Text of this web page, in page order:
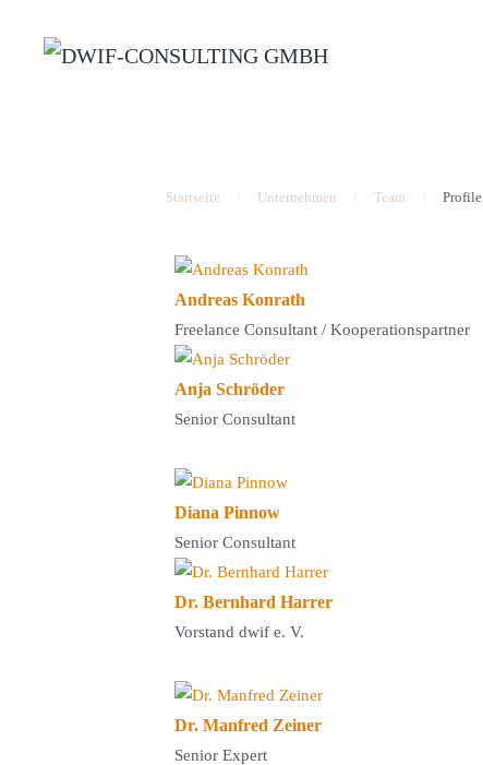
Zum Hauptinhalt springen
Startseite Unternehmen Team Profile
Andreas Konrath
Freelance Consultant / Kooperationspartner
Anja Schröder
Senior Consultant
Diana Pinnow
Senior Consultant
Dr. Bernhard Harrer
Vorstand dwif e. V.
Dr. Manfred Zeiner
Senior Expert